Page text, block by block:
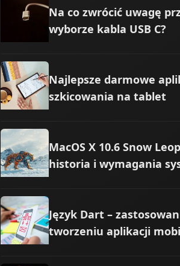
Na co zwrócić uwagę
wyborze kabla USB C?
Najlepsze darmowe
szkicowania na tablet
MacOS X 10.6 Snow
historia i wymagania
Język Dart –
tworzeniu aplikacji